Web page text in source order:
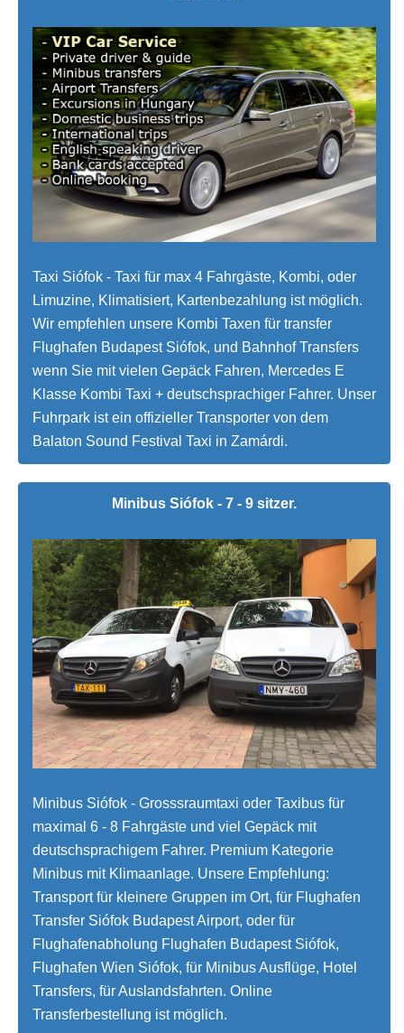
Taxi Siófok - Taxi für max 4 Fahrgäste, Kombi, oder
Limuzine, Klimatisiert, Kartenbezahlung ist möglich.
Wir empfehlen unsere Kombi Taxen für transfer
Flughafen Budapest Siófok, und Bahnhof Transfers
wenn Sie mit vielen Gepäck Fahren, Mercedes E
Klasse Kombi Taxi + deutschsprachiger Fahrer. Unser
Fuhrpark ist ein offizieller Transporter von dem
Balaton Sound Festival Taxi in Zamárdi.
Minibus Siófok - 7 - 9 sitzer.
Minibus Siófok - Grosssraumtaxi oder Taxibus für
maximal 6 - 8 Fahrgäste und viel Gepäck mit
deutschsprachigem Fahrer. Premium Kategorie
Minibus mit Klimaanlage. Unsere Empfehlung:
Transport für kleinere Gruppen im Ort, für Flughafen
Transfer Siófok Budapest Airport, oder für
Flughafenabholung Flughafen Budapest Siófok,
Flughafen Wien Siófok, für Minibus Ausflüge, Hotel
Transfers, für Auslandsfahrten. Online
Transferbestellung ist möglich.